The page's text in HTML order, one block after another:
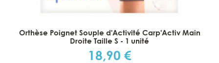
Orthèse Poignet Souple d'Activité Carp'Activ Main
Droite Taille S - 1 unité
Prix
18,90 €